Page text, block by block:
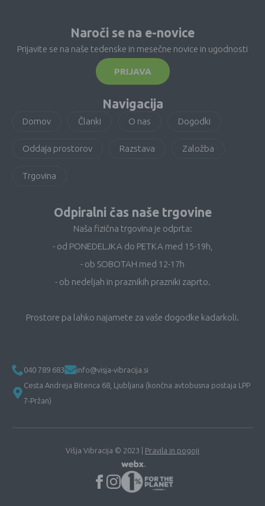
Naroči se na e-novice
Prijavite se na naše tedenske in mesečne novice in ugodnosti
PRIJAVA
Navigacija
Domov Članki O nas Dogodki
Oddaja prostorov Razstava Založba
Trgovina
Odpiralni čas naše trgovine
Naša fizična trgovina je odprta:
- od PONEDELJKA do PETKA med 15-19h,
- ob SOBOTAH med 12-17h
- ob nedeljah in praznikih prazniki zaprto.
Prostore pa lahko najamete za vaše dogodke kadarkoli.
040 789 683
info@visja-vibracija.si
Cesta Andreja Bitenca 68, Ljubljana (končna avtobusna postaja LPP
7-Pržan)
Višja Vibracija © 2023 | Pravila in pogoji